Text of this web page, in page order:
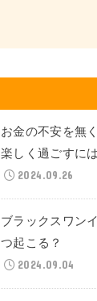
お金の不安を無
楽しく過ごすに
2024.09.26
ブラックスワン
つ起こる？
2024.09.04